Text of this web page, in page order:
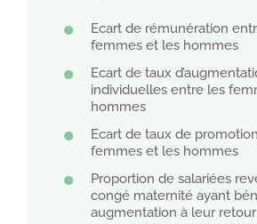
Ecart de rémunération
femmes et les hommes
Ecart de taux
individuelles entre les
hommes
Ecart de taux de
femmes et les hommes
Proportion de salariées
congé maternité ayant
augmentation à leur